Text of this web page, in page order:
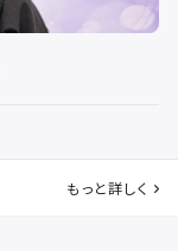
もっと詳しく